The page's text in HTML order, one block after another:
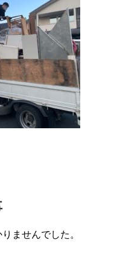
ませんでした。